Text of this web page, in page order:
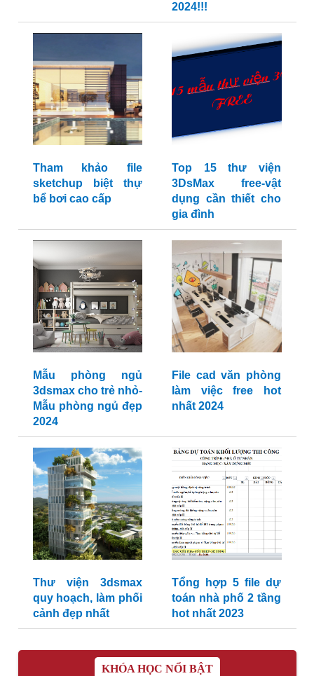
2024!!!
Tham khảo file
sketchup biệt thự
bể bơi cao cấp
Top 15 thư viện
3DsMax free-vật
dụng cần thiết cho
gia đình
Mẫu phòng ngủ
3dsmax cho trẻ nhỏ-
Mẫu phòng ngủ đẹp
2024
File cad văn phòng
làm việc free hot
nhất 2024
Thư viện 3dsmax
quy hoạch, làm phối
cảnh đẹp nhất
Tổng hợp 5 file dự
toán nhà phố 2 tầng
hot nhất 2023
KHÓA HỌC NỔI BẬT